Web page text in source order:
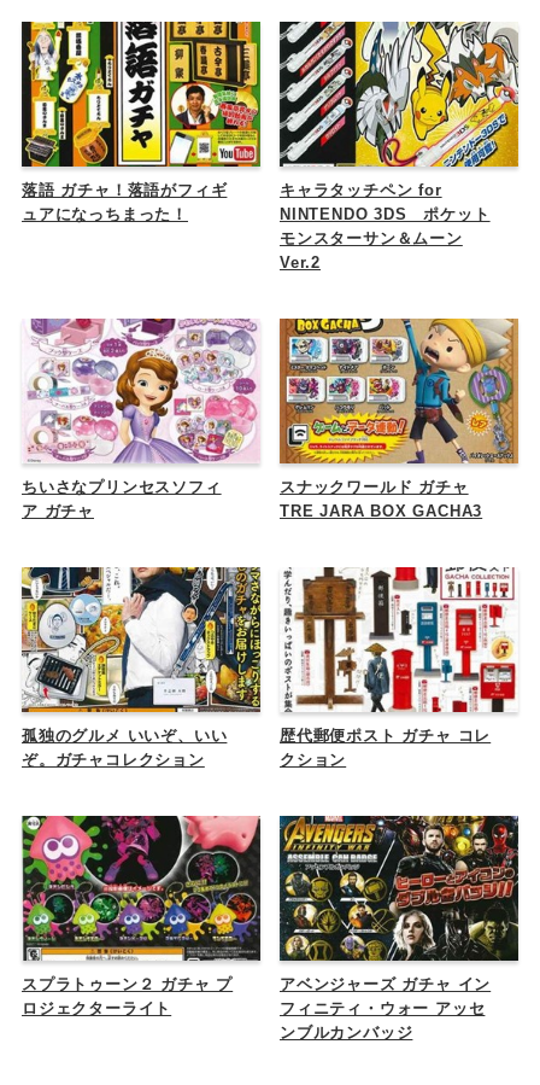
落語 ガチャ！落語がフィギ
ュアになっちまった！
キャラタッチペン for
NINTENDO 3DS ポケット
モンスターサン＆ムーン
Ver.2
ちいさなプリンセスソフィ
ア ガチャ
スナックワールド ガチャ
TRE JARA BOX GACHA3
孤独のグルメ いいぞ、いい
ぞ。ガチャコレクション
歴代郵便ポスト ガチャ コレ
クション
スプラトゥーン２ ガチャ プ
ロジェクターライト
アベンジャーズ ガチャ イン
フィニティ・ウォー アッセ
ンブルカンバッジ